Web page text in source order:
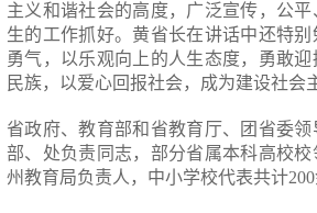
主义和谐社会的高度，广泛宣传，公
生的工作抓好。黄省长在讲话中还特
勇气，以乐观向上的人生态度，勇敢
民族，以爱心回报社会，成为建设社会
省政府、教育部和省教育厅、团省委
部、处负责同志，部分省属本科高校
州教育局负责人，中小学校代表共计200